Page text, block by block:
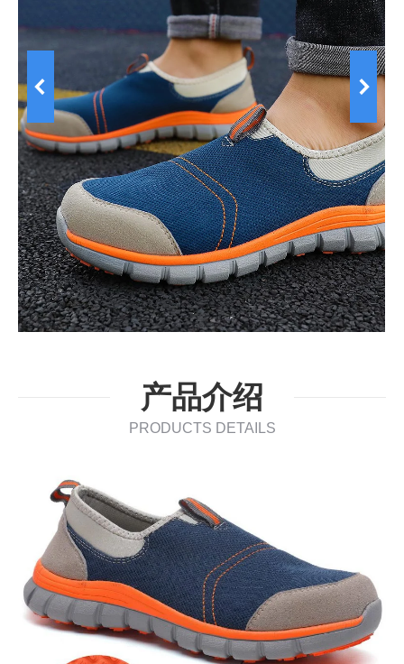
产品介绍
PRODUCTS DETAILS